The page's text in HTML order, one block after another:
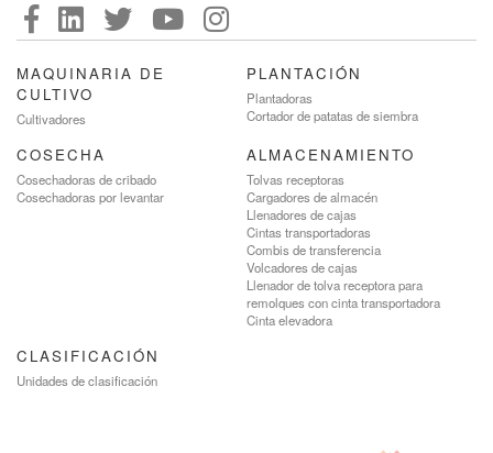
MAQUINARIA DE
CULTIVO
Cultivadores
PLANTACIÓN
Plantadoras
Cortador de patatas de siembra
COSECHA
Cosechadoras de cribado
Cosechadoras por levantar
ALMACENAMIENTO
Tolvas receptoras
Cargadores de almacén
Llenadores de cajas
Cintas transportadoras
Combis de transferencia
Volcadores de cajas
Llenador de tolva receptora para
remolques con cinta transportadora
Cinta elevadora
CLASIFICACIÓN
Unidades de clasificación